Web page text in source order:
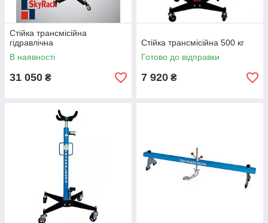
Стійка трансмісійна
гідравлічна
В наявності
31 050 ₴
Стійка трансмісійна 500 кг
Готово до відправки
7 920 ₴